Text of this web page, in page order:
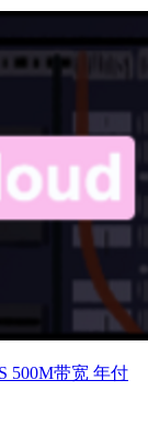
500M带宽 年付